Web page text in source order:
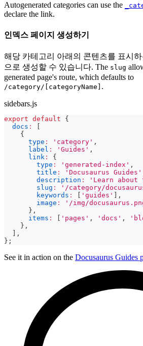
Autogenerated categories can use the
declare the link.
인덱스 페이지 생성하기
해당 카테고리 아래의 콘텐츠를 표시
으로 생성할 수 있습니다. The slug
generated page's route, which defaults to
/category/[categoryName] .
sidebars.js
export default
{
docs :
{
type : 'category' ,
label : 'Guides' ,
link :
{
type : 'generated-index' ,
title : 'Docusaurus Guides'
description :
'Learn about
slug : '/category/
keywords : 'guides'
,
image : '/img/
} ,
items : 'pages' , 'docs' ,
} ,
,
} ;
See it in action on the Docusaurus Guides